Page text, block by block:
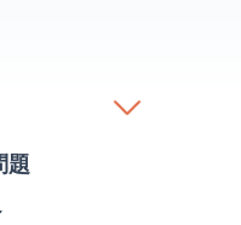
題